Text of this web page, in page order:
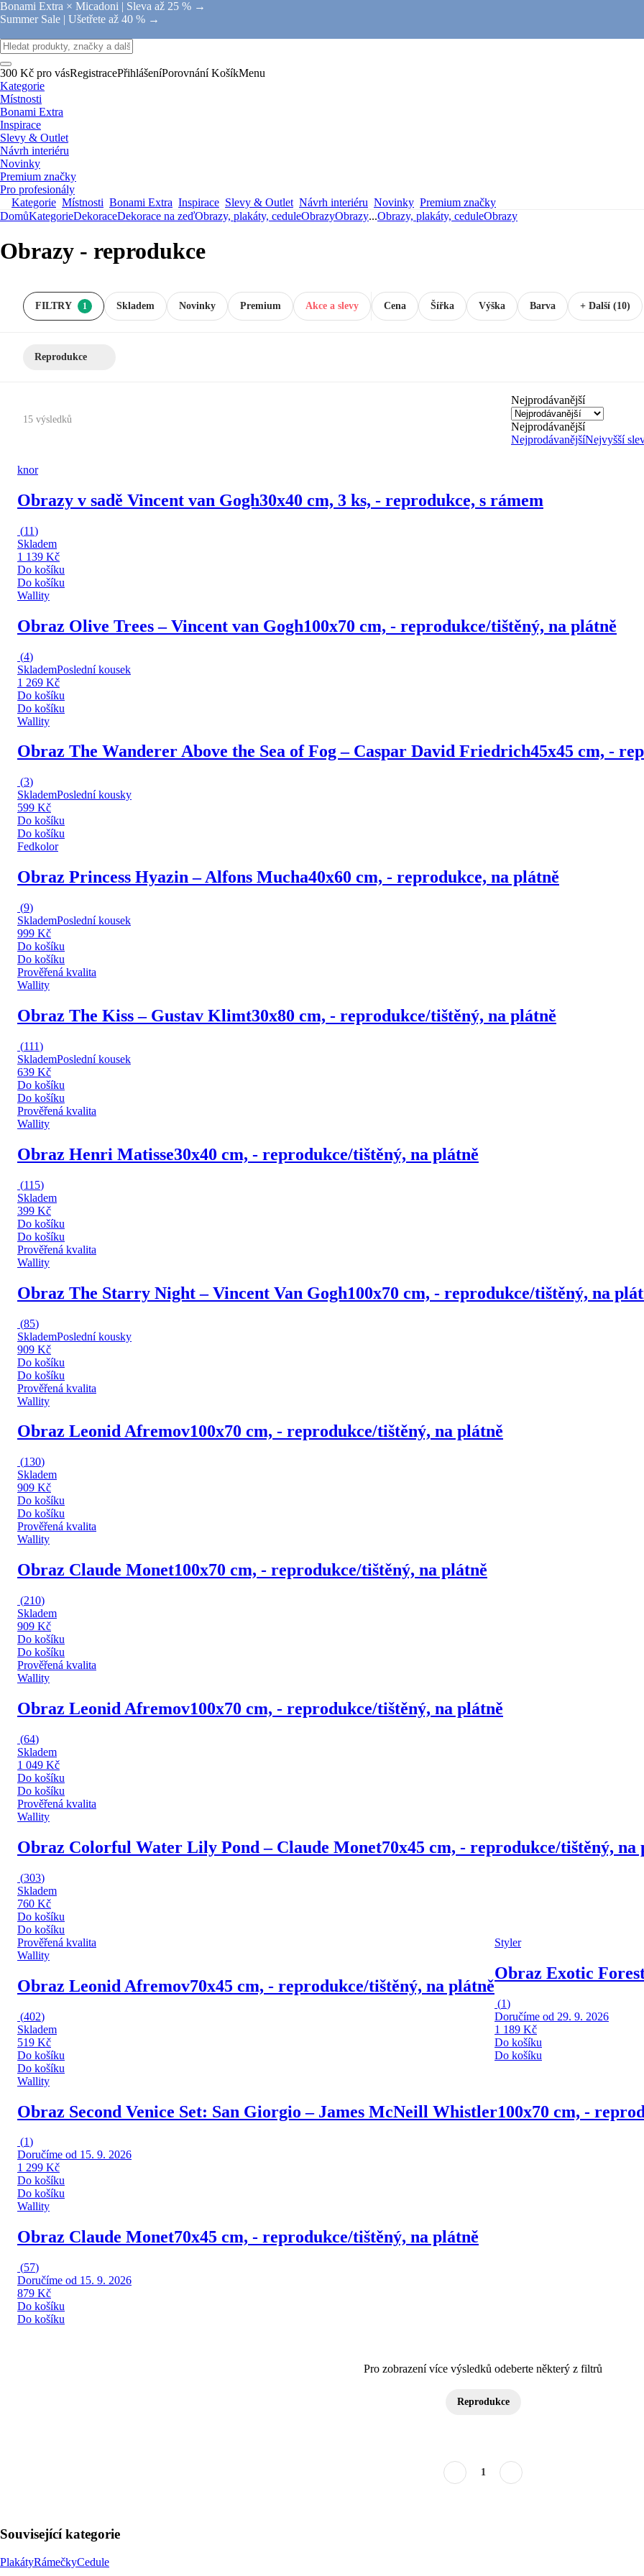
Bonami Extra × Micadoni | Sleva až 25 % →
Summer Sale | Ušetřete až 40 % →
300 Kč pro vásRegistracePřihlášeníPorovnání KošíkMenu
Kategorie
Místnosti
Bonami Extra
Inspirace
Slevy & Outlet
Návrh interiéru
Novinky
Premium značky
Pro profesionály
Kategorie Místnosti Bonami Extra Inspirace Slevy & Outlet Návrh interiéru Novinky Premium značky
DomůKategorieDekoraceDekorace na zeďObrazy, plakáty, ceduleObrazyObrazy...Obrazy, plakáty, ceduleObrazy
Obrazy - reprodukce
FILTRY 1 Novinky Premium Akce a slevy
Skladem Cena Šířka Výška Barva + Další (10)
Reprodukce
15 výsledků
Nejprodávanější
Nejprodávanější
NejprodávanějšíNejvyšší
knor
Obrazy v sadě Vincent van Gogh30x40 cm, 3 ks, - reprodukce, s rámem
(11)
Skladem
1 139 Kč
Do košíku
Do košíku
Wallity
Obraz Olive Trees – Vincent van Gogh100x70 cm, - reprodukce/tištěný, na plátně
(4)
SklademPoslední kousek
1 269 Kč
Do košíku
Do košíku
Wallity
Obraz The Wanderer Above the Sea of Fog – Caspar David Friedrich45x45 cm, -
(3)
SklademPoslední kousky
599 Kč
Do košíku
Do košíku
Fedkolor
Obraz Princess Hyazin – Alfons Mucha40x60 cm, - reprodukce, na plátně
(9)
SklademPoslední kousek
999 Kč
Do košíku
Do košíku
Prověřená kvalita
Wallity
Obraz The Kiss – Gustav Klimt30x80 cm, - reprodukce/tištěný, na plátně
(111)
SklademPoslední kousek
639 Kč
Do košíku
Do košíku
Prověřená kvalita
Wallity
Obraz Henri Matisse30x40 cm, - reprodukce/tištěný, na plátně
(115)
Skladem
399 Kč
Do košíku
Do košíku
Prověřená kvalita
Wallity
Obraz The Starry Night – Vincent Van Gogh100x70 cm, - reprodukce/tištěný, na
(85)
SklademPoslední kousky
909 Kč
Do košíku
Do košíku
Prověřená kvalita
Wallity
Obraz Leonid Afremov100x70 cm, - reprodukce/tištěný, na plátně
(130)
Skladem
909 Kč
Do košíku
Do košíku
Prověřená kvalita
Wallity
Obraz Claude Monet100x70 cm, - reprodukce/tištěný, na plátně
(210)
Skladem
909 Kč
Do košíku
Do košíku
Prověřená kvalita
Wallity
Obraz Leonid Afremov100x70 cm, - reprodukce/tištěný, na plátně
(64)
Skladem
1 049 Kč
Do košíku
Do košíku
Prověřená kvalita
Wallity
Obraz Colorful Water Lily Pond – Claude Monet70x45 cm, - reprodukce/tištěný, na
(303)
Skladem
760 Kč
Do košíku
Do košíku
Prověřená kvalita
Wallity
Obraz Leonid Afremov70x45 cm, - reprodukce/tištěný, na plátně
(402)
Skladem
519 Kč
Do košíku
Do košíku
Styler
Obraz Exotic
(1)
Doručíme od 29. 9. 2026
1 189 Kč
Do košíku
Do košíku
Wallity
Obraz Second Venice Set: San Giorgio – James McNeill Whistler100x70 cm, -
(1)
Doručíme od 15. 9. 2026
1 299 Kč
Do košíku
Do košíku
Wallity
Obraz Claude Monet70x45 cm, - reprodukce/tištěný, na plátně
(57)
Doručíme od 15. 9. 2026
879 Kč
Do košíku
Do košíku
Pro zobrazení více výsledků odeberte některý z filtrů
Reprodukce
1
Související kategorie
PlakátyRámečkyCedule